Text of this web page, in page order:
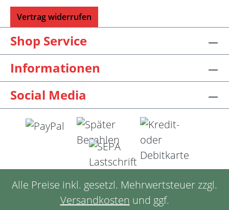
Vertrag widerrufen
Shop Service
Informationen
Social Media
Alle Preise inkl. gesetzl. Mehrwertsteuer zzgl.
Versandkosten und ggf.